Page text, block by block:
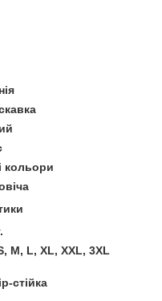
кольори
M, L, XL, XXL, 3XL
стійка